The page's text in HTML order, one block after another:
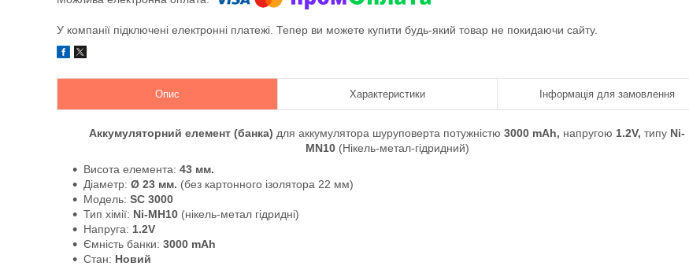
У компанії підключені електронні платежі. Тепер ви можете купити будь-який товар не покидаючи сайту.
Опис Характеристики Інформація для замовлення
Аккумуляторний елемент (банка) для аккумулятора шуруповерта потужністю 3000 mAh, напругою 1.2V, типу Ni-
MN10 (Нікель-метал-гідридний)
Висота елемента: 43 мм.
Діаметр: Ø 23 мм. (без картонного ізолятора 22 мм)
Модель: SC 3000
Тип хімії: Ni-MH10 (нікель-метал гідридні)
Напруга: 1.2V
Ємність банки: 3000 mAh
Стан: Новий